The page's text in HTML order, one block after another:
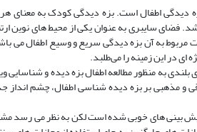
دیدگی اطفال است. بزه دیدگی کودک به معنای
سایبری به عنوان یکی از محیط های نوین
مربوط به آن بزه دیدگی سریع و وسیع اطفال می
در این زمینه را می‌طلبد.
به منظور مطالعه اطفال بزه دیده و شناسایی
و مذهبی بر بزه دیده شناسی اطفال، چشم انداز
پیش بینی های خوبی شده است لکن به نظر می رسد